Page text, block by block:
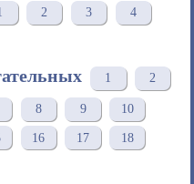
2 3 4
1 2
8 9 10
16 17 18